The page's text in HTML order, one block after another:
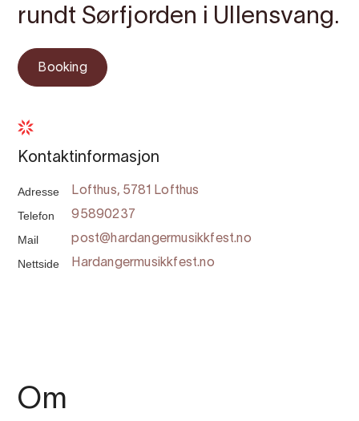
rundt Sørfjorden i Ullensvang.
Booking
Kontaktinformasjon
Adresse Lofthus, 5781 Lofthus
Telefon 95890237
Mail post@hardangermusikkfest.no
Nettside Hardangermusikkfest.no
Om